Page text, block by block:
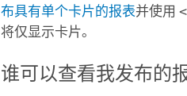
布具有单个卡片的报表并使用
将仅显示卡片。
谁可以查看我发布的